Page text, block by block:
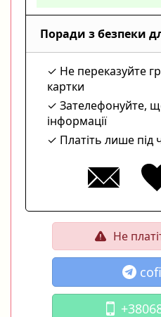
Поради з безпеки
Не переказуйте
картки
Зателефонуйте,
інформації
Платіть лише під
Не